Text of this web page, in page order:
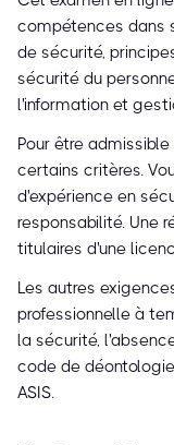
compétences dans
de sécurité,
sécurité du
l'information et
Pour être
certains critères.
d'expérience en
responsabilité. Une
titulaires d'une
Les autres
professionnelle à
la sécurité,
code de
ASIS.